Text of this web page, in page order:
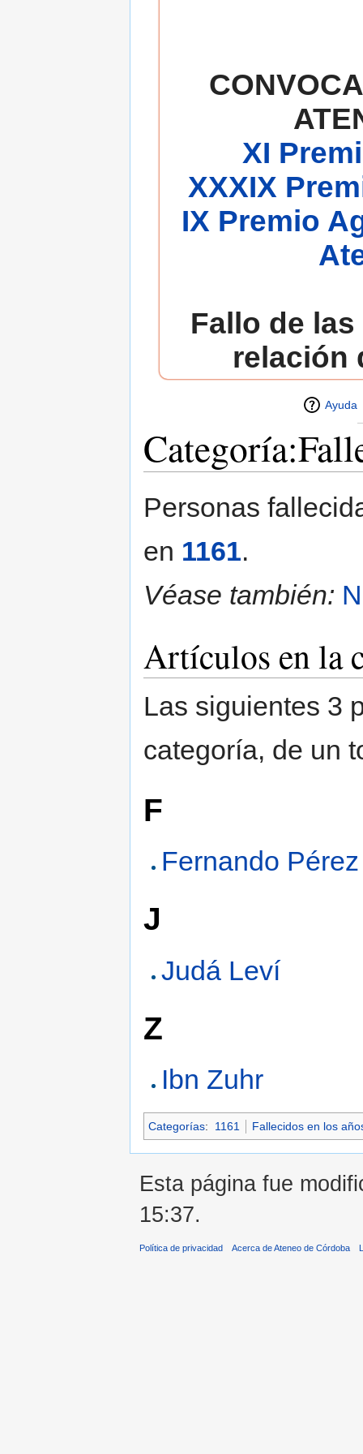
XI
XXXIX
IX Premio
Fallo de
relación
Ayuda
Personas
en 1161.
Véase también:
Artículos en la
Las siguientes 3
categoría, de un
F
Fernando
J
Judá Leví
Z
Ibn Zuhr
Categorías: 1161 Fallecidos en los
Esta página fue
15:37.
Política de privacidad Acerca de Ateneo de Córdoba